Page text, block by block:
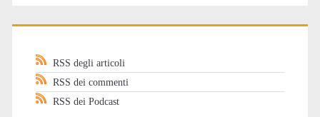
RSS degli articoli
RSS dei commenti
RSS dei Podcast